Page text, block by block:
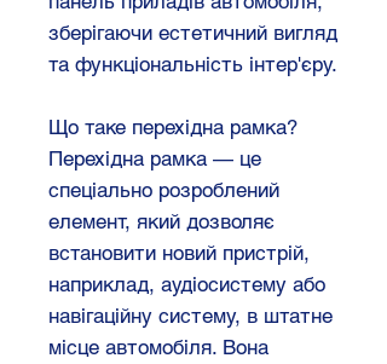
зберігаючи естетичний вигляд
та функціональність інтер'єру.
Що таке перехідна рамка?
Перехідна рамка — це
спеціально розроблений
елемент, який дозволяє
встановити новий пристрій,
наприклад, аудіосистему або
навігаційну систему, в штатне
місце автомобіля. Вона